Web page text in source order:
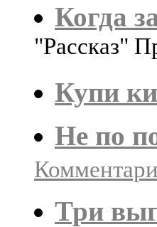
Когда
"Рассказ"
Купи
Не по
Три